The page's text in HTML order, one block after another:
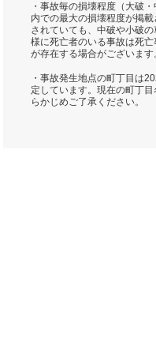
・事故毎の損壊程度（大破
内での最大の損壊程度が掲
されていても、中破や小破
様に死亡者のいる事故は死
が存在する場合がございます
・事故発生地点の町丁目は
定しています。現在の町丁
らかじめご了承ください。